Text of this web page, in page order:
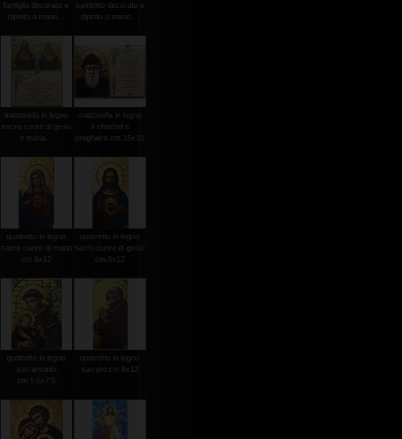
famiglia decorato e
dipinto a mano...
bambino decorato e
dipinto a mano ...
mattonella in legno
sacro cuore di gesu
e maria...
mattonella in legno
s.charbel e
preghiera cm.15x10
quatretto in legno
sacro cuore di maria
cm.6x12
quatretto in legno
sacro cuore di gesu'
cm.6x12
quatretto in legno
san antonio
cm.5,5x7.5
quatretto in legno
san pio cm.6x12